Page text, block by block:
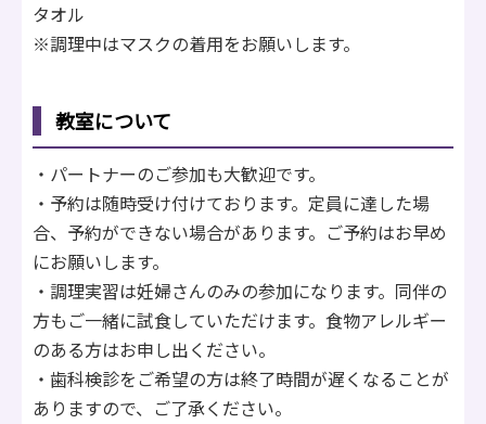
タオル
※調理中はマスクの着用をお願いします。
教室について
・パートナーのご参加も大歓迎です。
・予約は随時受け付けております。定員に達した場
合、予約ができない場合があります。ご予約はお早め
にお願いします。
・調理実習は妊婦さんのみの参加になります。同伴の
方もご一緒に試食していただけます。食物アレルギー
のある方はお申し出ください。
・歯科検診をご希望の方は終了時間が遅くなることが
ありますので、ご了承ください。